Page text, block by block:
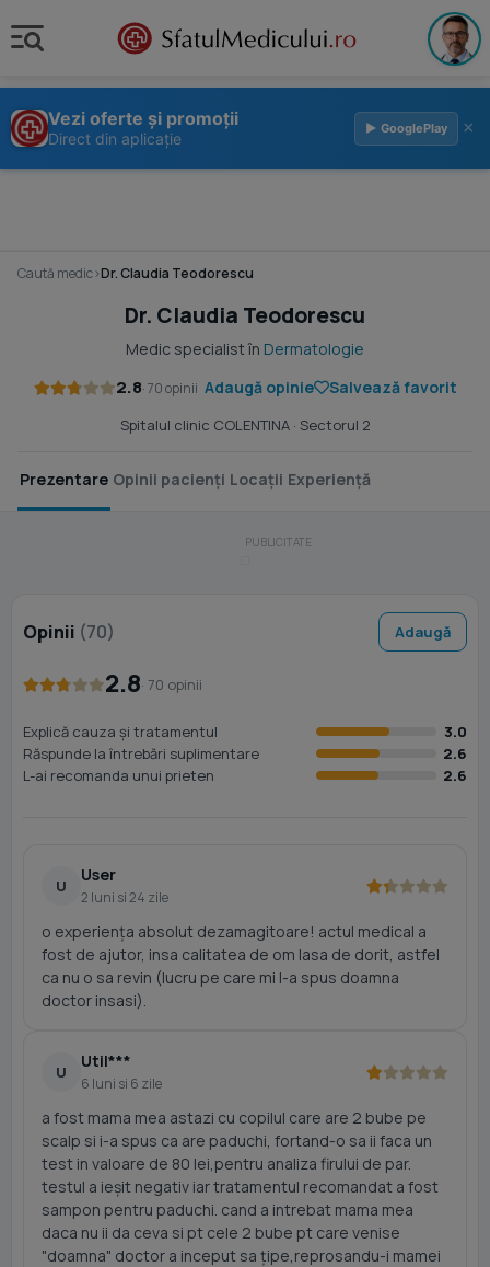
Vezi oferte și promoții
Direct din aplicație
▶ GooglePlay ×
Caută medic›Dr. Claudia Teodorescu
Dr. Claudia Teodorescu
Medic specialist în Dermatologie
2.8· 70 opinii Adaugă opinie Salvează favorit
Spitalul clinic COLENTINA· Sectorul 2
Prezentare Opinii pacienți Locații Experiență
Opinii (70) Adaugă
2.8· 70 opinii
Explică cauza și tratamentul
3.0
Răspunde la întrebări suplimentare
2.6
L-ai recomanda unui prieten
2.6
U
User
2 luni si 24 zile
o experiența absolut dezamagitoare! actul medical a
fost de ajutor, insa calitatea de om lasa de dorit, astfel
ca nu o sa revin (lucru pe care mi l-a spus doamna
doctor insasi).
U
Util***
6 luni si 6 zile
a fost mama mea astazi cu copilul care are 2 bube pe
scalp si i-a spus ca are paduchi, fortand-o sa ii faca un
test in valoare de 80 lei,pentru analiza firului de par.
testul a ieșit negativ iar tratamentul recomandat a fost
sampon pentru paduchi. cand a intrebat mama mea
daca nu ii da ceva si pt cele 2 bube pt care venise
"doamna" doctor a inceput sa țipe,reprosandu-i mamei